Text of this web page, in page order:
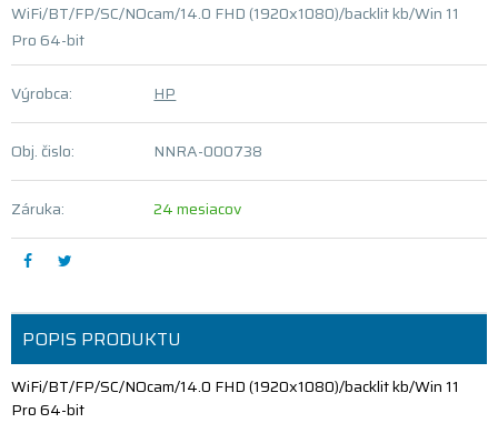
WiFi/BT/FP/SC/NOcam/14.0 FHD (1920x1080)/backlit kb/Win 11
Pro 64-bit
Výrobca: HP
Obj. čislo: NNRA-000738
Záruka: 24 mesiacov
POPIS PRODUKTU
WiFi/BT/FP/SC/NOcam/14.0 FHD (1920x1080)/backlit kb/Win 11
Pro 64-bit